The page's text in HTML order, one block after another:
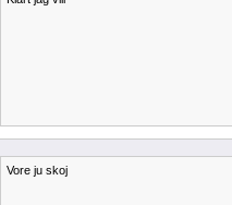
Vore ju skoj